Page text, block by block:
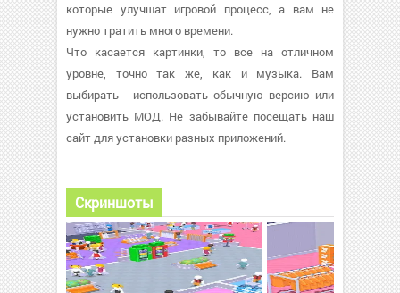
которые улучшат игровой процесс, а вам не
нужно тратить много времени.
Что касается картинки, то все на отличном
уровне, точно так же, как и музыка. Вам
выбирать - использовать обычную версию или
установить МОД. Не забывайте посещать наш
сайт для установки разных приложений.
Скриншоты